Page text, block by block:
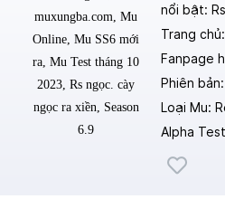
nổi bật:
Trang chủ:
Fanpage
Phiên
Loại Mu:
Alpha